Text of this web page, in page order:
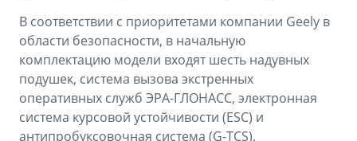
В соответствии с приоритетами компании Geely в
области безопасности, в начальную
комплектацию модели входят шесть надувных
подушек, система вызова экстренных
оперативных служб ЭРА-ГЛОНАСС, электронная
система курсовой устойчивости (ESС) и
антипробуксовочная система (G-TCS),